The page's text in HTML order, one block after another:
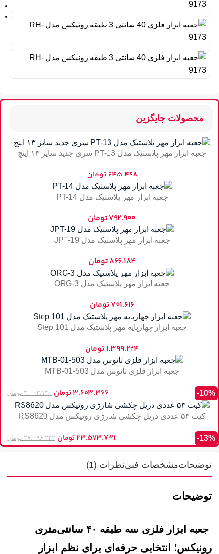
محصولات جایگزین
جعبه ابزار مهر پلاستیک مدل PT-13 سری جدید سایز ۱۳ اینچ
۶۴۵.۴۶۸ تومان
جعبه ابزار مهر پلاستیک مدل PT-14
۷۹۲.۹۰۰ تومان
جعبه ابزار مهر پلاستیک مدل JPT-19
۸۶۶.۱۸۴ تومان
جعبه ابزار مهر پلاستیک مدل ORG-3
۷۰۱.۶۱۶ تومان
جعبه ابزار چهارپایه مهر پلاستیک مدل Step 101
۱.۳۹۹.۲۲۴ تومان
جعبه ابزار فلزی تانوس مدل MTB-01-503
۴.۰۰۳.۷۴۰ تومان ۳.۶۰۳.۳۶۶تومان -10%
کیت ۵۳ عددی دریل چکشی شارژی رونیکس مدل RS8620
۲۷.۰۹۶.۲۴۲ تومان ۲۳.۵۷۳.۷۳۱تومان -13%
توضیحاتمشخصات فنینظرات (1)
توضیحات
جعبه ابزار فلزی سه طبقه ۴۰ سانتی‌متری
رونیکس؛ انتخابی حرفه‌ای برای نظم ابزار